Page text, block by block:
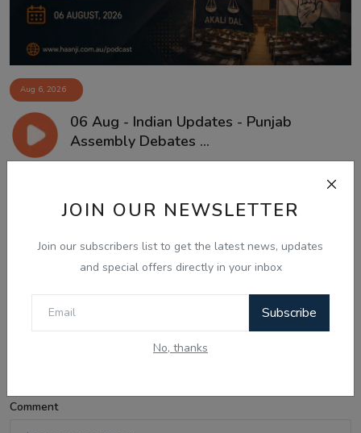
JOIN OUR NEWSLETTER
Join our subscribers list to get the latest news, updates
and special offers directly in your inbox
Subscribe
No, thanks
Aug 6, 2026
06 Aug - Indian Updates - Punjab
Assembly Debates ...
Comments
Comment